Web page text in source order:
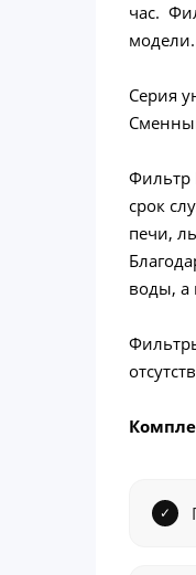
час.
модели.
Серия
Фильтр
срок
печи,
воды, а